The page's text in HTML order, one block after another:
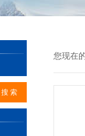
您现在